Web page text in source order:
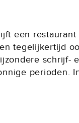
een
tegelijkertijd
schrijf-
perioden.